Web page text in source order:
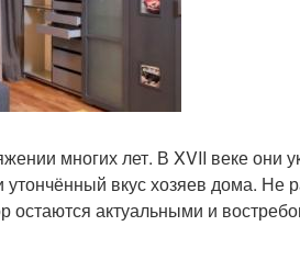
многих лет. В XVII веке они
утончённый вкус хозяев дома. Не
остаются актуальными и